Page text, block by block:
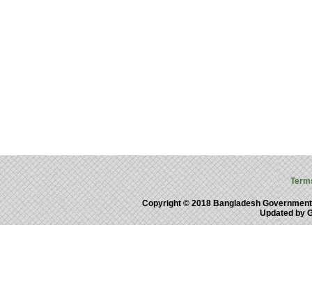
Copyright © 2018 Bangladesh
Updated by